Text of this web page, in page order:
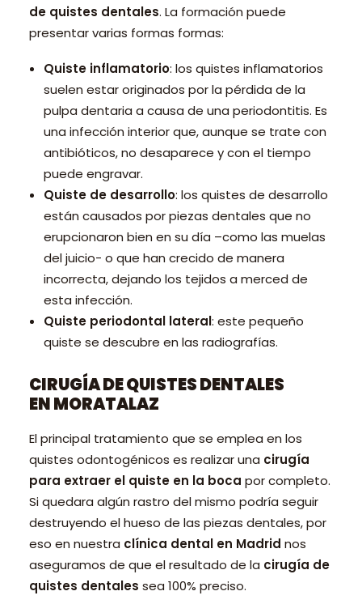
de quistes dentales. La formación puede
presentar varias formas formas:
Quiste inflamatorio: los quistes inflamatorios
suelen estar originados por la pérdida de la
pulpa dentaria a causa de una periodontitis. Es
una infección interior que, aunque se trate con
antibióticos, no desaparece y con el tiempo
puede engravar.
Quiste de desarrollo: los quistes de desarrollo
están causados por piezas dentales que no
erupcionaron bien en su día –como las muelas
del juicio- o que han crecido de manera
incorrecta, dejando los tejidos a merced de
esta infección.
Quiste periodontal lateral: este pequeño
quiste se descubre en las radiografías.
CIRUGÍA DE QUISTES DENTALES
EN MORATALAZ
El principal tratamiento que se emplea en los
quistes odontogénicos es realizar una cirugía
para extraer el quiste en la boca por completo.
Si quedara algún rastro del mismo podría seguir
destruyendo el hueso de las piezas dentales, por
eso en nuestra clínica dental en Madrid nos
aseguramos de que el resultado de la cirugía de
quistes dentales sea 100% preciso.